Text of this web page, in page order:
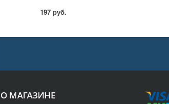
197 руб.
О МАГАЗИНЕ